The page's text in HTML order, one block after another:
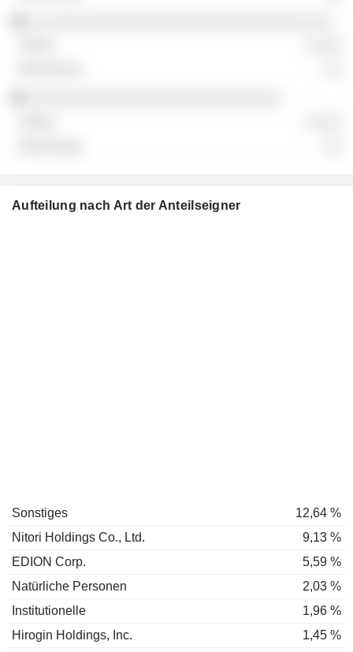
Aufteilung nach Art der Anteilseigner
Sonstiges
12,64 %
Nitori Holdings Co., Ltd.
9,13 %
EDION Corp.
5,59 %
Natürliche Personen
2,03 %
Institutionelle
1,96 %
Hirogin Holdings, Inc.
1,45 %